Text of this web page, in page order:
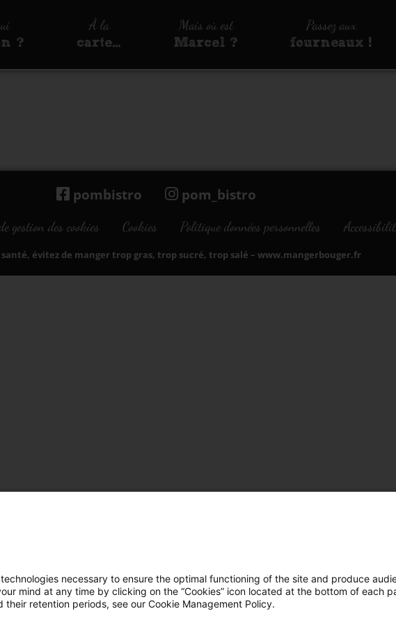
?
À la
carte…
Mais où est
Marcel ?
Passez aux
fourneaux !
pombistro pom_bistro
gestion des cookies Cookies Politique données personnelles
évitez de manger trop gras, trop sucré, trop salé – www.mangerbouger.fr
necessary to ensure the optimal functioning of the site and produce
mind at any time by clicking on the “Cookies” icon located at the bottom of each
retention periods, see our Cookie Management Policy.